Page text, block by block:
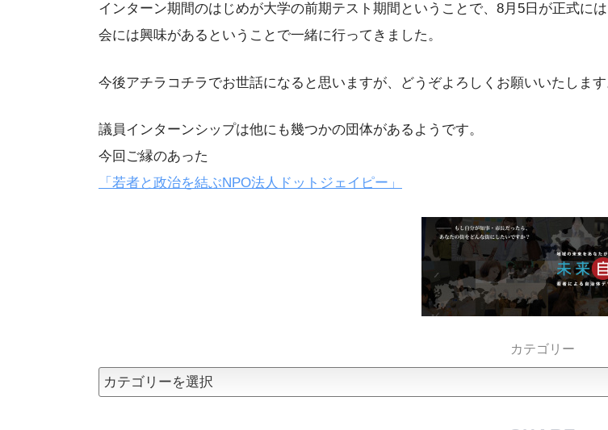
インターン期間のはじめが大学の前期テスト期間ということで、8月5日が正式に
会には興味があるということで一緒に行ってきました。
今後アチラコチラでお世話になると思いますが、どうぞよろしくお願いいたします
議員インターンシップは他にも幾つかの団体があるようです。
今回ご縁のあった
「若者と政治を結ぶNPO法人ドットジェイピー」
カテゴリー